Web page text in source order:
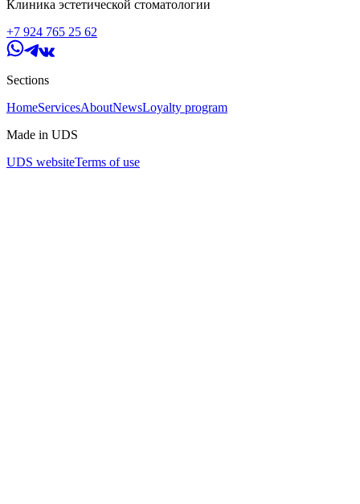
Клиника эстетической стоматологии
+7 924 765 25 62
Sections
HomeServicesAboutNewsLoyalty program
Made in UDS
UDS websiteTerms of use